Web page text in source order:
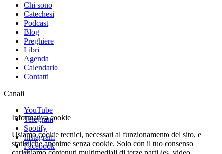
Chi sono
Catechesi
Podcast
Blog
Preghiere
Libri
Agenda
Calendario
Contatti
Canali
YouTube
Telegram
Spotify
Instagram
Facebook
Informativa cookie
Usiamo cookie tecnici, necessari al funzionamento del sito, e
statistiche anonime senza cookie. Solo con il tuo consenso
carichiamo contenuti multimediali di terze parti (es. video